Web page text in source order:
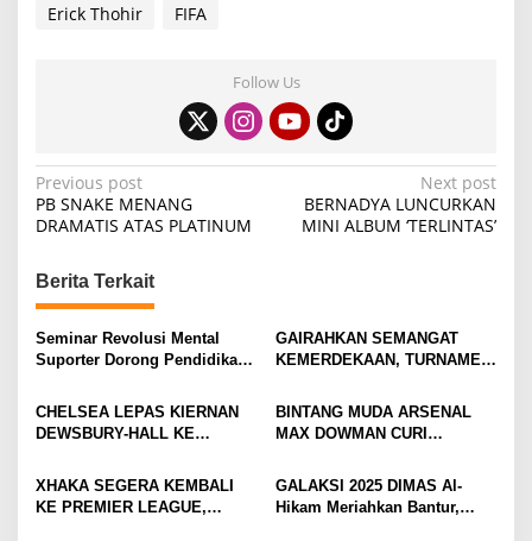
Erick Thohir FIFA
Follow Us
P
o
t
a
i
a
t
Previous post
PB SNAKE MENANG
DRAMATIS ATAS PLATINUM
Next post
BERNADYA LUNCURKAN
MINI ALBUM ‘TERLINTAS’
Berita Terkait
Seminar Revolusi Mental
Suporter Dorong Pendidikan
GAIRAHKAN SEMANGAT
KEMERDEKAAN, TURNAMEN
MOJOKERTO RAYA RESMI
BERGULIR
CHELSEA LEPAS KIERNAN
DEWSBURY-HALL KE
SANG GELANDANG DIMULAI
BINTANG MUDA ARSENAL
MAX DOWMAN CURI
PRAMUSIM ASIA
XHAKA SEGERA KEMBALI
KE PREMIER LEAGUE,
GALAKSI 2025 DIMAS Al-
Hikam Meriahkan Bantur,